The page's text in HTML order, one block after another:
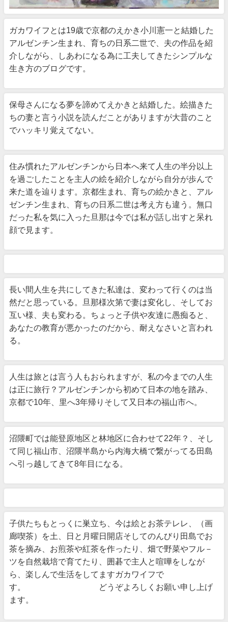
ガカワイフとは19歳で京都のえかき小川憲一と結婚した
アルゼンチン生まれ、育ちの日系二世で、夫の作品を紹
介しながら、しあわになる為に工夫してきたシンプルな
生き方のブログです。
保母さんになる夢を諦めてえかきと結婚した。絵描きた
ちの妻と言う小説を読んだことがありますが大昔のこと
でハッキリ覚えてない。
住み慣れたアルゼンチンから日本へ来て人生の半分以上
を過ごしたことを主人の絵を紹介しながら自分が歩んで
来た道を辿ります。京都生まれ、育ちの絵かきと、アル
ゼンチン生まれ、育ちの日系二世は考え方も違う。無口
だった私を気に入った旦那は今では私が話し出すと呆れ
顔で見ます。
長い間人生を共にしてきた私達は、変わって行くのは当
然だと思っている。旦那様次第で妻は変化し、そしてお
互い様、夫も変わる。ちょっと子供や友達に愚痴ると、
あなたの教育が悪かったのだから、耐えなさいと言われ
る。
人生は旅とは言う人もおられますが、私の今までの人生
は正に旅行？アルゼンチンから初めて日本の地を踏み、
京都で10年、里へ3年帰りそして又日本の福山市へ。
沼隈町では能登原地区と林地区に合わせて22年？、そし
て同じ福山市、沼隈半島から内海大橋で繋がってる田島
へ引っ越してきて8年目になる。
子供たちもとっくに巣立ち、今は絵とお茶テレレ、（画
廊喫茶）を土、日と月曜日開店そしてのんびり田島でお
茶を摘み、お煎茶や紅茶を作ったり、畑で野菜やフル－
ツを自然栽培で育てたり、囲碁で主人と喧嘩をしなが
ら、楽しんで生活をしてますガカワイフで
す。 どうぞよろしくお願い申し上げ
ます。